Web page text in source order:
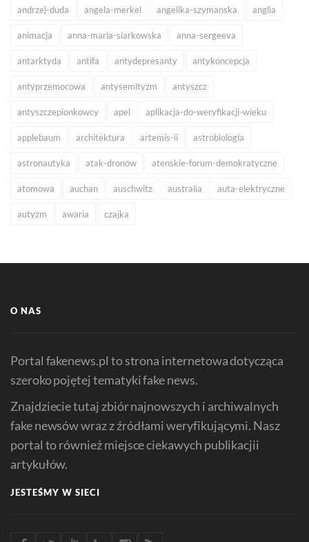
andrzej-duda angela-merkel angelika-szymanska anglia
animacja anna-maria-siarkowska anna-sergeeva
antarktyda antifa antydepresanty antykoncepcja
antyprzemocowa antysemityzm antyszcz
antyszczepionkowcy apel aplikacja-do-weryfikacji-wieku
applebaum architektura artemis-ii astrobiologia
astronautyka atak-dronow atenskie-forum-demokratyczne
atomowa auchan auschwitz australia auta-elektryczne
autyzm awaria czajka
O NAS
Portal fakenews.pl to strona internetowa dotycząca
szeroko pojętej tematyki fake news.
Znajdziecie tutaj zbiór najnowszych i archiwalnych
fake newsów wraz z źródłami weryfikującymi. Nasz
portal to również miejsce ciekawych publikacjii
artykułów.
JESTEŚMY W SIECI